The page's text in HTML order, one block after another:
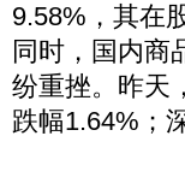
9.58%，其在
同时，国内商
纷重挫。昨天
跌幅1.64%；